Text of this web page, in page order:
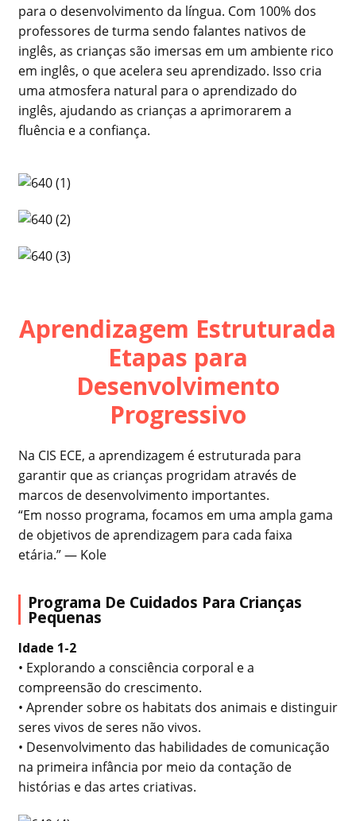
para o desenvolvimento da língua. Com 100% dos
professores de turma sendo falantes nativos de
inglês, as crianças são imersas em um ambiente rico
em inglês, o que acelera seu aprendizado. Isso cria
uma atmosfera natural para o aprendizado do
inglês, ajudando as crianças a aprimorarem a
fluência e a confiança.
Aprendizagem Estruturada
Etapas para
Desenvolvimento
Progressivo
Na CIS ECE, a aprendizagem é estruturada para
garantir que as crianças progridam através de
marcos de desenvolvimento importantes.
“Em nosso programa, focamos em uma ampla gama
de objetivos de aprendizagem para cada faixa
etária.” — Kole
Programa De Cuidados Para Crianças
Pequenas
Idade 1-2
• Explorando a consciência corporal e a
compreensão do crescimento.
• Aprender sobre os habitats dos animais e distinguir
seres vivos de seres não vivos.
• Desenvolvimento das habilidades de comunicação
na primeira infância por meio da contação de
histórias e das artes criativas.